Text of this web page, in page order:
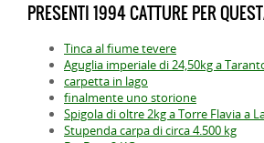
PRESENTI 1994 CATTURE PER
Tinca al fiume tevere
Aguglia imperiale di 24,50kg a
carpetta in lago
finalmente uno storione
Spigola di oltre 2kg a Torre Flavia a
Stupenda carpa di circa 4.500 kg